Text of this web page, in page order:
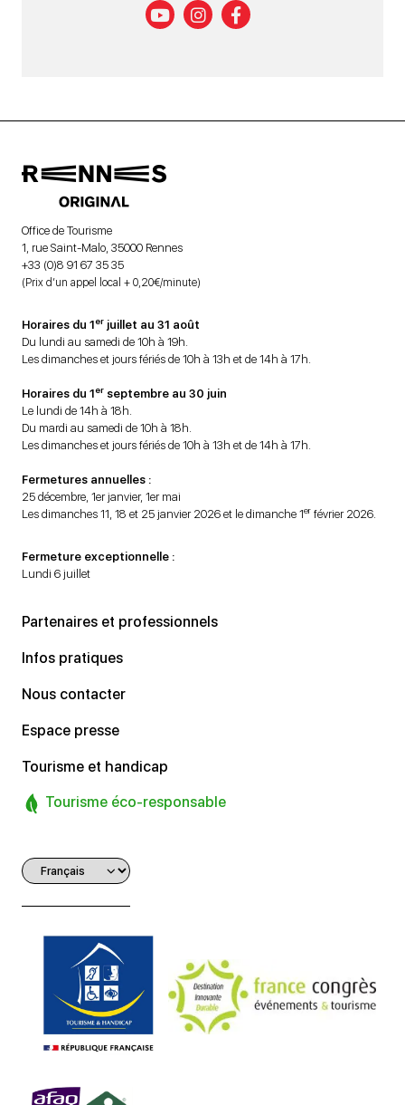
Office de Tourisme
1, rue Saint-Malo, 35000 Rennes
+33 (0)8 91 67 35 35
(Prix d’un appel local + 0,20€/minute)
Horaires du 1er juillet au 31 août
Du lundi au samedi de 10h à 19h.
Les dimanches et jours fériés de 10h à 13h et de 14h à 17h.
Horaires du 1er septembre au 30 juin
Le lundi de 14h à 18h.
Du mardi au samedi de 10h à 18h.
Les dimanches et jours fériés de 10h à 13h et de 14h à 17h.
Fermetures annuelles :
25 décembre, 1er janvier, 1er mai
Les dimanches 11, 18 et 25 janvier 2026 et le dimanche 1er février 2026.
Fermeture exceptionnelle :
Lundi 6 juillet
Partenaires et professionnels
Infos pratiques
Nous contacter
Espace presse
Tourisme et handicap
Tourisme éco-responsable